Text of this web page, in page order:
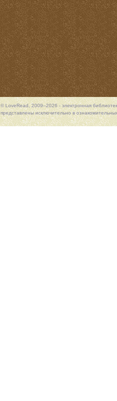
© LoveRead, 2009–2026 - электронная
представлены исключительно в